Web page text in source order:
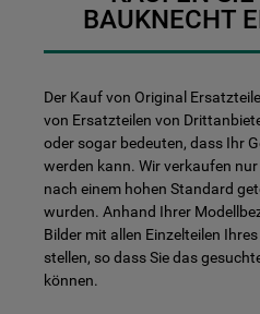
BAUKNECHT
Der Kauf von Original
von Ersatzteilen von
oder sogar bedeuten, dass Ihr
werden kann. Wir verkaufen
nach einem hohen Standard
wurden. Anhand Ihrer
Bilder mit allen Einzelteilen
stellen, so dass Sie das
können.